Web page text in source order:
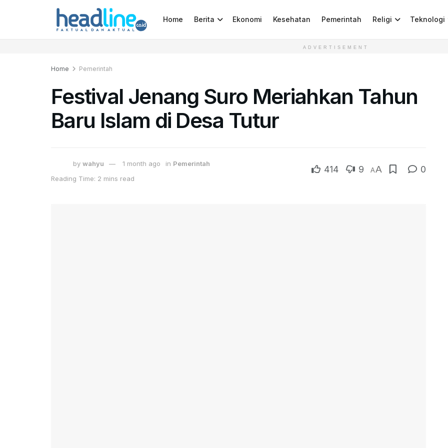
Home Berita Ekonomi Kesehatan Pemerintah Religi Teknologi
ADVERTISEMENT
Home Pemerintah
Festival Jenang Suro Meriahkan Tahun
Baru Islam di Desa Tutur
by wahyu 1 month ago in Pemerintah
Reading Time: 2 mins read
414 9 AA 0